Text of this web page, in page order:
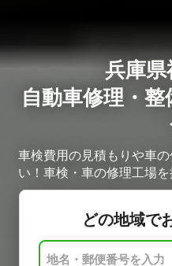
兵庫
自動車修理・
車検費用の見積もりや車
い！車検・車の修理工場を
どの地域で